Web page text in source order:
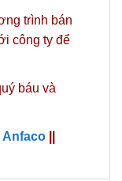
trình bán
công ty để
báu và
Anfaco